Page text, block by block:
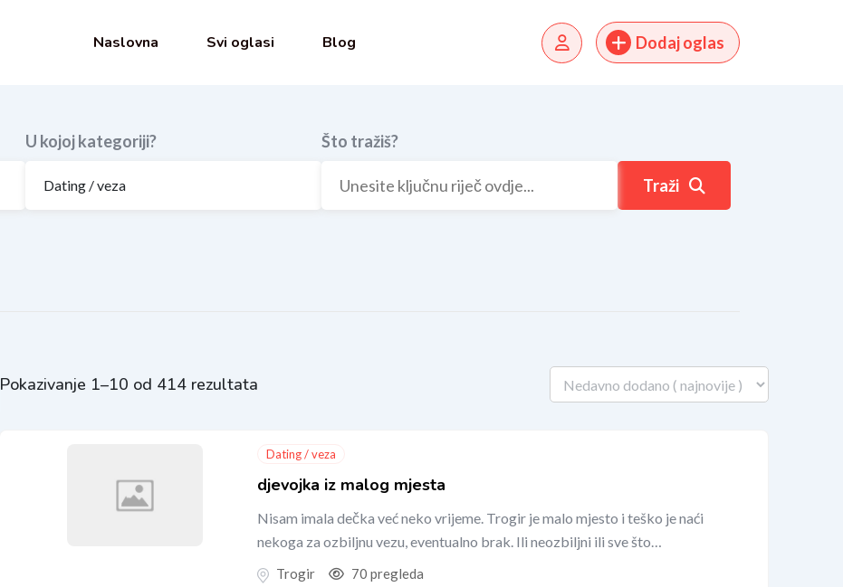
Naslovna Svi oglasi Blog Dodaj oglas
U kojoj kategoriji? Što tražiš?
Traži
Pokazivanje 1–10 od 414 rezultata
Dating / veza
djevojka iz malog mjesta
Nisam imala dečka već neko vrijeme. Trogir je malo mjesto i teško je naći
nekoga za ozbiljnu vezu, eventualno brak. Ili neozbiljni ili sve što…
Trogir 70 pregleda